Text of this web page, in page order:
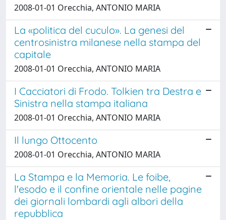
2008-01-01 Orecchia, ANTONIO MARIA
La «politica del cuculo». La genesi del
centrosinistra milanese nella stampa del
capitale
2008-01-01 Orecchia, ANTONIO MARIA
I Cacciatori di Frodo. Tolkien tra Destra e
Sinistra nella stampa italiana
2008-01-01 Orecchia, ANTONIO MARIA
Il lungo Ottocento
2008-01-01 Orecchia, ANTONIO MARIA
La Stampa e la Memoria. Le foibe,
l'esodo e il confine orientale nelle pagine
dei giornali lombardi agli albori della
repubblica